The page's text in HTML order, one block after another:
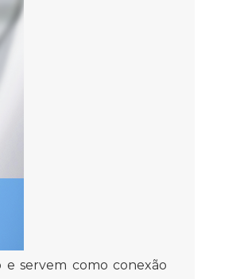
e servem como conexão